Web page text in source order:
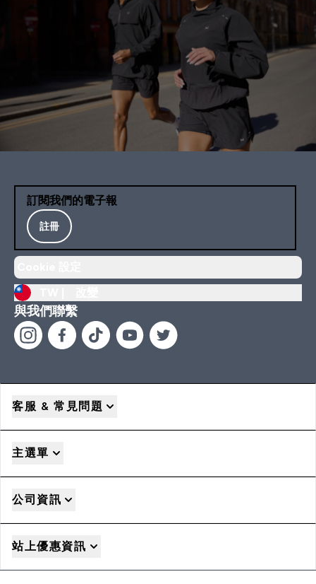
訂閱我們的電子報
註冊
與我們聯繫
客服 & 常見問題
主選單
公司資訊
站上優惠資訊